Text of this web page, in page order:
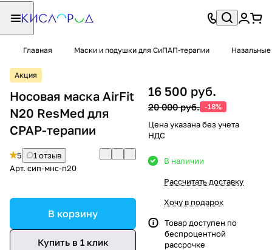
Главная Маски и подушки для СиПАП-терапии
Акция
Носовая маска AirFit
N20 ResMed для
CPAP-терапии
5
1 отзыв
Арт. сип-мнс-n20
В корзину
Купить в 1 клик
16 500 руб.
20 000 руб. -18%
Цена указана без учета
НДС
В наличии
Рассчитать доставку
Хочу в подарок
Товар доступен по
беспроцентной
рассрочке